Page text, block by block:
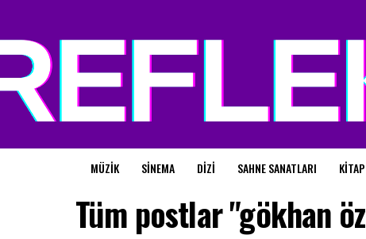
MÜZIK SINEMA DIZI SAHNE SANATLARI KITAP
Tüm postlar "gökhan